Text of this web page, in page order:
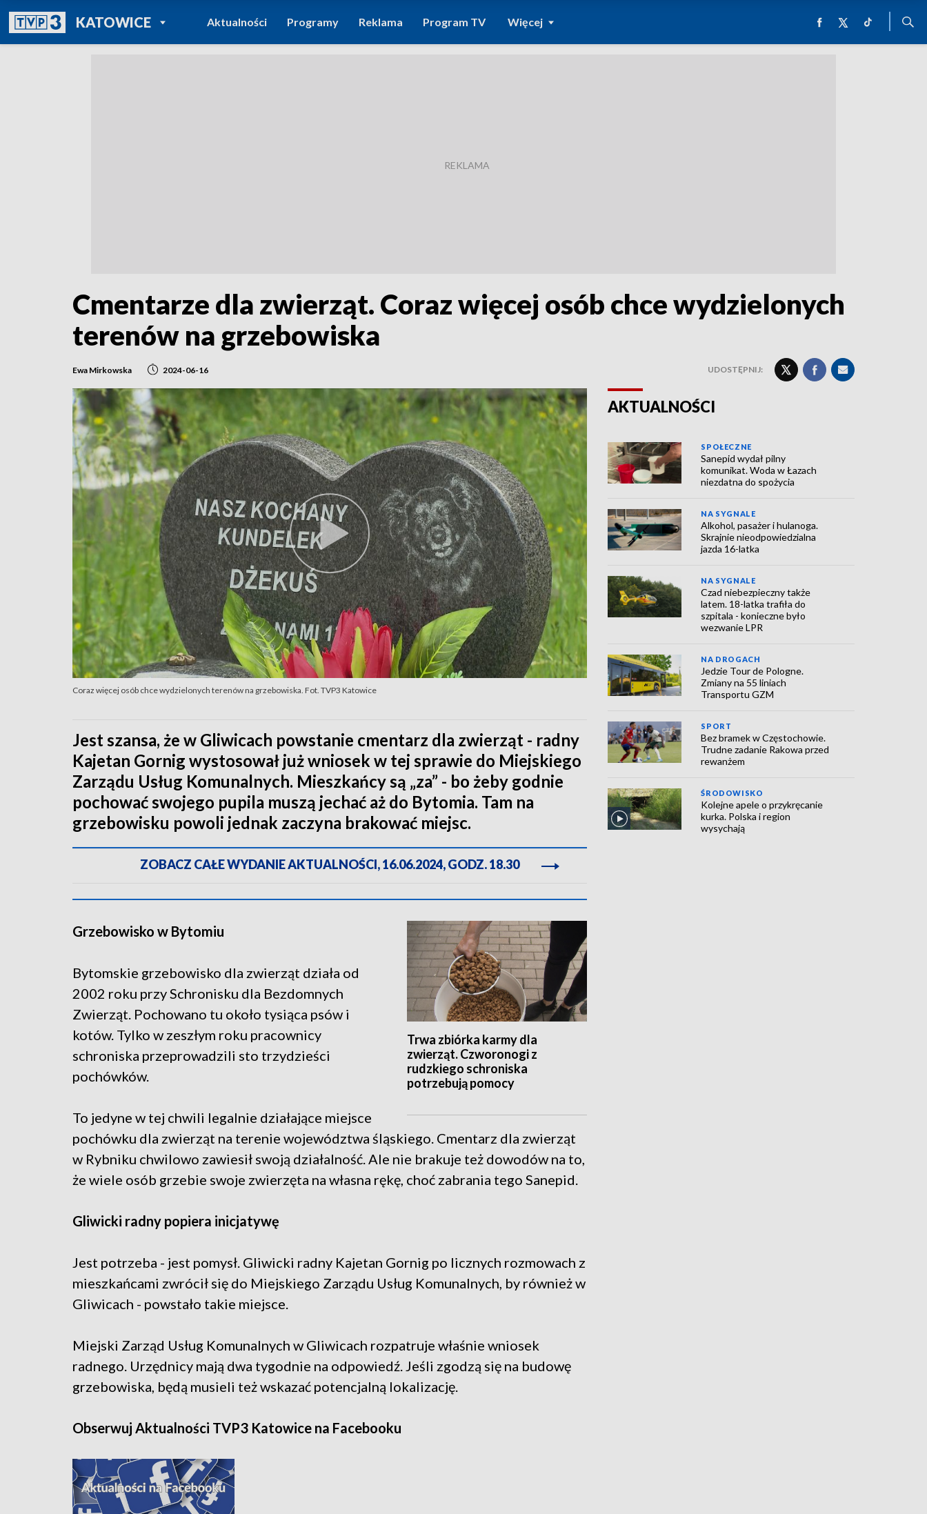
KATOWICEPOWRÓT DO
TVP REGIONY
Aktualności Programy Reklama Program TV Więcej
Cmentarze dla zwierząt. Coraz więcej osób chce wydzielonych
terenów na grzebowiska
Ewa Mirkowska 2024-06-16 UDOSTĘPNIJ:
Coraz więcej osób chce wydzielonych terenów na grzebowiska. Fot. TVP3 Katowice
Jest szansa, że w Gliwicach powstanie cmentarz dla zwierząt - radny
Kajetan Gornig wystosował już wniosek w tej sprawie do Miejskiego
Zarządu Usług Komunalnych. Mieszkańcy są „za” - bo żeby godnie
pochować swojego pupila muszą jechać aż do Bytomia. Tam na
grzebowisku powoli jednak zaczyna brakować miejsc.
ZOBACZ CAŁE WYDANIE AKTUALNOŚCI, 16.06.2024, GODZ. 18.30
Trwa zbiórka karmy dla
zwierząt. Czworonogi z
rudzkiego schroniska
potrzebują pomocy
Grzebowisko w Bytomiu
Bytomskie grzebowisko dla zwierząt działa od
2002 roku przy Schronisku dla Bezdomnych
Zwierząt. Pochowano tu około tysiąca psów i
kotów. Tylko w zeszłym roku pracownicy
schroniska przeprowadzili sto trzydzieści
pochówków.
To jedyne w tej chwili legalnie działające miejsce
pochówku dla zwierząt na terenie województwa śląskiego. Cmentarz dla zwierząt
w Rybniku chwilowo zawiesił swoją działalność. Ale nie brakuje też dowodów na to,
że wiele osób grzebie swoje zwierzęta na własna rękę, choć zabrania tego Sanepid.
Gliwicki radny popiera inicjatywę
Jest potrzeba - jest pomysł. Gliwicki radny Kajetan Gornig po licznych rozmowach z
mieszkańcami zwrócił się do Miejskiego Zarządu Usług Komunalnych, by również w
Gliwicach - powstało takie miejsce.
Miejski Zarząd Usług Komunalnych w Gliwicach rozpatruje właśnie wniosek
radnego. Urzędnicy mają dwa tygodnie na odpowiedź. Jeśli zgodzą się na budowę
grzebowiska, będą musieli też wskazać potencjalną lokalizację.
Obserwuj Aktualności TVP3 Katowice na Facebooku
AKTUALNOŚCI
SPOŁECZNE
Sanepid wydał pilny
komunikat. Woda w Łazach
niezdatna do spożycia
NA SYGNALE
Alkohol, pasażer i hulanoga.
Skrajnie nieodpowiedzialna
jazda 16-latka
NA SYGNALE
Czad niebezpieczny także
latem. 18-latka trafiła do
szpitala - konieczne było
wezwanie LPR
NA DROGACH
Jedzie Tour de Pologne.
Zmiany na 55 liniach
Transportu GZM
SPORT
Bez bramek w Częstochowie.
Trudne zadanie Rakowa przed
rewanżem
ŚRODOWISKO
Kolejne apele o przykręcanie
kurka. Polska i region
wysychają